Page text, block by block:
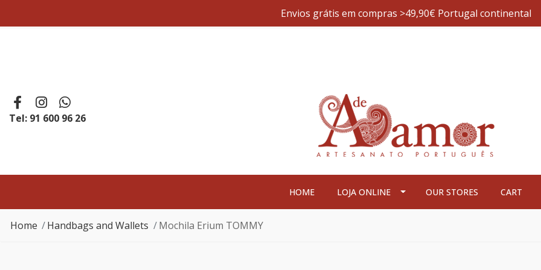
Envios grátis em compras >49,90€ Portugal continental
Tel: 91 600 96 26
HOME LOJA ONLINE OUR STORES CART
Home Handbags and Wallets Mochila Erium TOMMY